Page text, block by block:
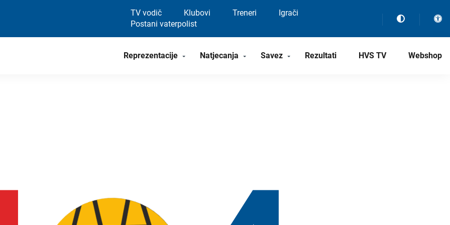
TV vodič Klubovi Treneri
Igrači
Postani vaterpolist
Reprezentacije Natjecanja Savez Rezultati HVS TV Webshop